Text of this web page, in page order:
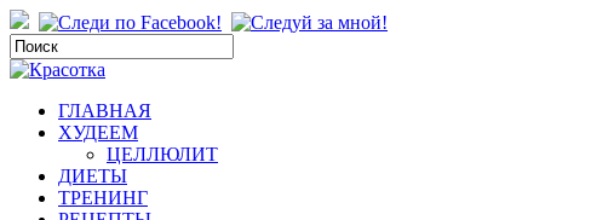
ГЛАВНАЯ
ХУДЕЕМ
ЦЕЛЛЮЛИТ
ДИЕТЫ
ТРЕНИНГ